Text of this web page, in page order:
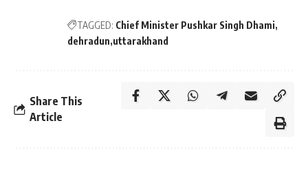
TAGGED: Chief Minister Pushkar Singh Dhami
dehradun uttarakhand
Share This
Article